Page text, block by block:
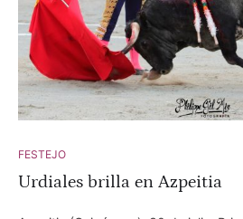
FESTEJO
Urdiales brilla en Azpeitia